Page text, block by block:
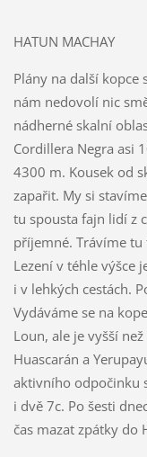
HATUN MACHAY
Plány na další kopce
nám nedovolí nic
nádherné skalní
Cordillera Negra asi
4300 m. Kousek od
zapařit. My si
tu spousta fajn lidí z
příjemné. Trávíme tu
Lezení v téhle výšce
i v lehkých cestách.
Vydáváme se na
Loun, ale je vyšší
Huascarán a
aktivního odpočinku
i dvě 7c. Po šesti
čas mazat zpátky do